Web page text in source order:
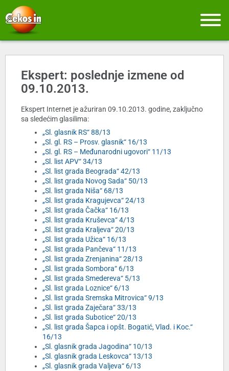
Ekspert: poslednje izmene od
09.10.2013.
Ekspert Internet je ažuriran 09.10.2013. godine, zaključno
sa sledećim glasilima:
„Sl. glasnik RS“ 88/13
„Sl. gl. RS – Prosv. glasnik“ 16/13
„Sl. gl. RS – Međunarodni ugovori“ 11/13
„Sl. list APV“ 34/13
„Sl. list grada Beograda“ 42/13
„Sl. list grada Novog Sada“ 50/13
„Sl. list grada Niša“ 68/13
„Sl. list grada Kragujevca“ 24/13
„Sl. list grada Čačka“ 16/13
„Sl. list grada Kruševca“ 4/13
„Sl. list grada Kraljeva“ 20/13
„Sl. list grada Užica“ 16/13
„Sl. list grada Pančeva“ 11/13
„Sl. list grada Zrenjanina“ 28/13
„Sl. list grada Sombora“ 6/13
„Sl. list grada Smedereva“ 5/13
„Sl. list grada Loznice“ 6/13
„Sl. list grada Sremska Mitrovica“ 9/13
„Sl. list grada Zaječara“ 33/13
„Sl. list grada Subotice“ 20/13
„Sl. list grada Šapca i opšt. Bogatić, Vlad. i Koc.“
16/13
„Sl. glasnik grada Jagodina“ 10/13
„Sl. glasnik grada Leskovca“ 13/13
„Sl. glasnik grada Valjeva“ 6/13